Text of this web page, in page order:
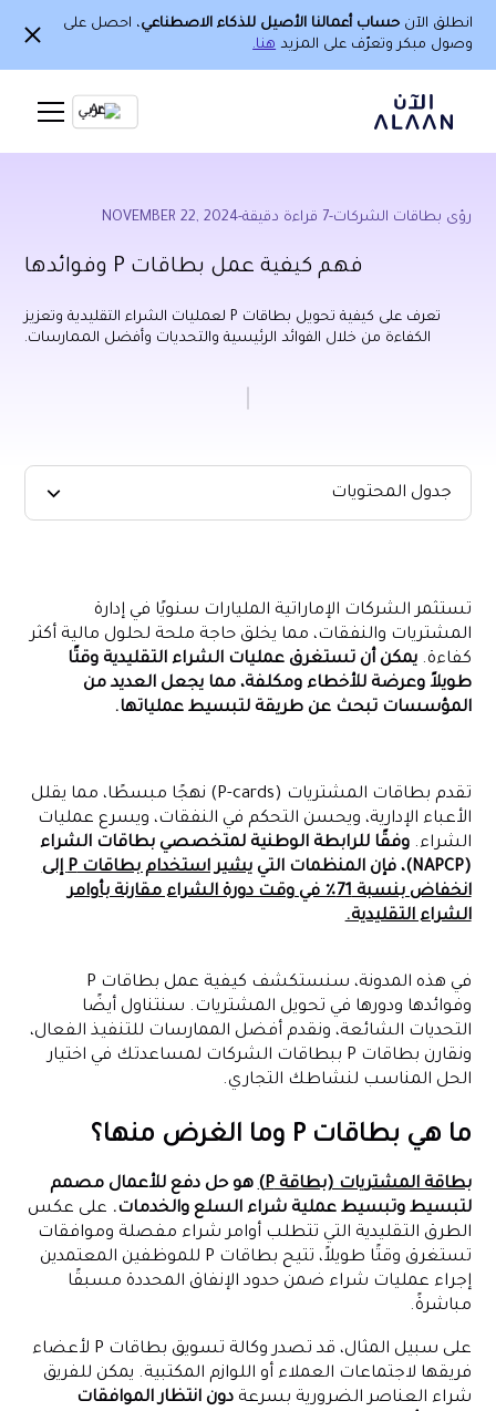
انطلق الآن حساب أعمالنا الأصيل للذكاء الاصطناعي، احصل على
وصول مبكر وتعرّف على المزيد هنا.
Ar
رؤى بطاقات الشركات-
7 قراءة دقيقة-
NOVEMBER 22, 2024
فهم كيفية عمل بطاقات P وفوائدها
تعرف على كيفية تحويل بطاقات P لعمليات الشراء التقليدية وتعزيز
الكفاءة من خلال الفوائد الرئيسية والتحديات وأفضل الممارسات.
جدول المحتويات
فائدة استخدام بطاقات P
أفضل الممارسات لإدارة P-Card
اختيار بطاقة P المناسبة
الخاتمة
تستثمر الشركات الإماراتية المليارات سنويًا في إدارة
المشتريات والنفقات، مما يخلق حاجة ملحة لحلول مالية أكثر
كفاءة.يمكن أن تستغرق عمليات الشراء التقليدية وقتًا
طويلاً وعرضة للأخطاء ومكلفة، مما يجعل العديد من
المؤسسات تبحث عن طريقة لتبسيط عملياتها.
تقدم بطاقات المشتريات (P-cards) نهجًا مبسطًا، مما يقلل
الأعباء الإدارية، ويحسن التحكم في النفقات، ويسرع عمليات
الشراء.وفقًا للرابطة الوطنية لمتخصصي بطاقات الشراء
(NAPCP)، فإن المنظمات التي
يشير استخدام بطاقات P إلى
انخفاض بنسبة 71٪ في وقت دورة الشراء مقارنة بأوامر
الشراء التقليدية.
في هذه المدونة، سنستكشف كيفية عمل بطاقات P
وفوائدها ودورها في تحويل المشتريات. سنتناول أيضًا
التحديات الشائعة، ونقدم أفضل الممارسات للتنفيذ الفعال،
ونقارن بطاقات P ببطاقات الشركات لمساعدتك في اختيار
الحل المناسب لنشاطك التجاري.
ما هي بطاقات P وما الغرض منها؟
بطاقة المشتريات (بطاقة P)
هو حل دفع للأعمال مصمم
لتبسيط وتبسيط عملية شراء السلع والخدمات. على عكس
الطرق التقليدية التي تتطلب أوامر شراء مفصلة وموافقات
تستغرق وقتًا طويلاً، تتيح بطاقات P للموظفين المعتمدين
إجراء عمليات شراء ضمن حدود الإنفاق المحددة مسبقًا
مباشرةً.
على سبيل المثال، قد تصدر وكالة تسويق بطاقات P لأعضاء
فريقها لاجتماعات العملاء أو اللوازم المكتبية. يمكن للفريق
شراء العناصر الضرورية بسرعةدون انتظار الموافقات